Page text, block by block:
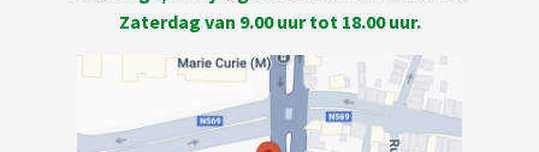
Zaterdag van 9.00 uur tot 18.00 uur.